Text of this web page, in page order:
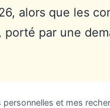
alors que les
par une
et mes